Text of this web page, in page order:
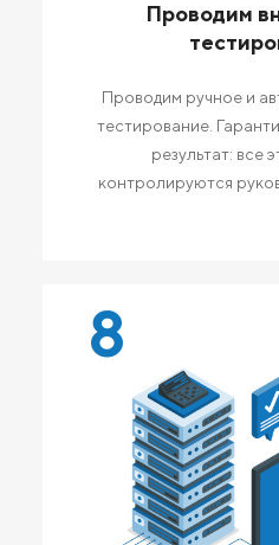
Проводим
Проводим ручное и
тестирование.
результат: все
контролируются
8